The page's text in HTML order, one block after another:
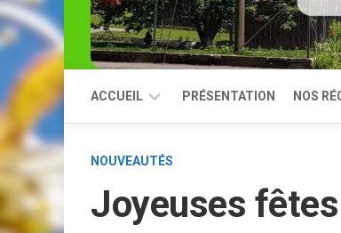
ACCUEIL
MODULES
RÉSERVATION
PRÉSENTATION NOS
NOUVEAUTÉS
Joyeuses